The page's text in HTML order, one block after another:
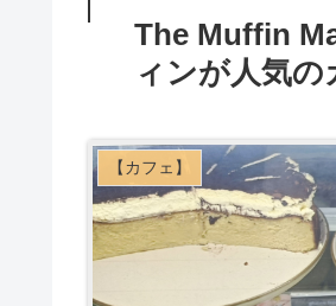
The Muffin
ィンが人気の
【カフェ】